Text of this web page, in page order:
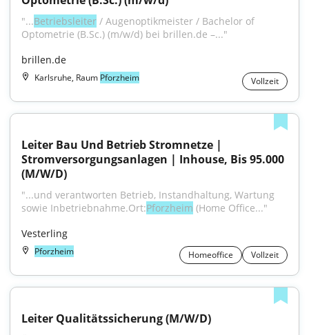
"...Betriebsleiter / Augenoptikmeister / Bachelor of
Optometrie (B.Sc.) (m/w/d) bei brillen.de –..."
brillen.de
Karlsruhe, Raum Pforzheim Vollzeit
Leiter Bau Und Betrieb Stromnetze |
Stromversorgungsanlagen | Inhouse, Bis 95.000
(M/W/D)
"...und verantworten Betrieb, Instandhaltung, Wartung
sowie Inbetriebnahme.Ort:Pforzheim (Home Office..."
Vesterling
Pforzheim Homeoffice Vollzeit
Leiter Qualitätssicherung (M/W/D)